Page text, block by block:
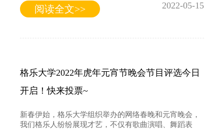
阅读全文>> 2022-05-15
格乐大学2022年虎年元宵节晚会节目评选今日
开启！快来投票~
新春伊始，格乐大学组织举办的网络春晚和元宵晚会，
我们格乐人纷纷展现才艺，不仅有歌曲演唱、舞蹈表